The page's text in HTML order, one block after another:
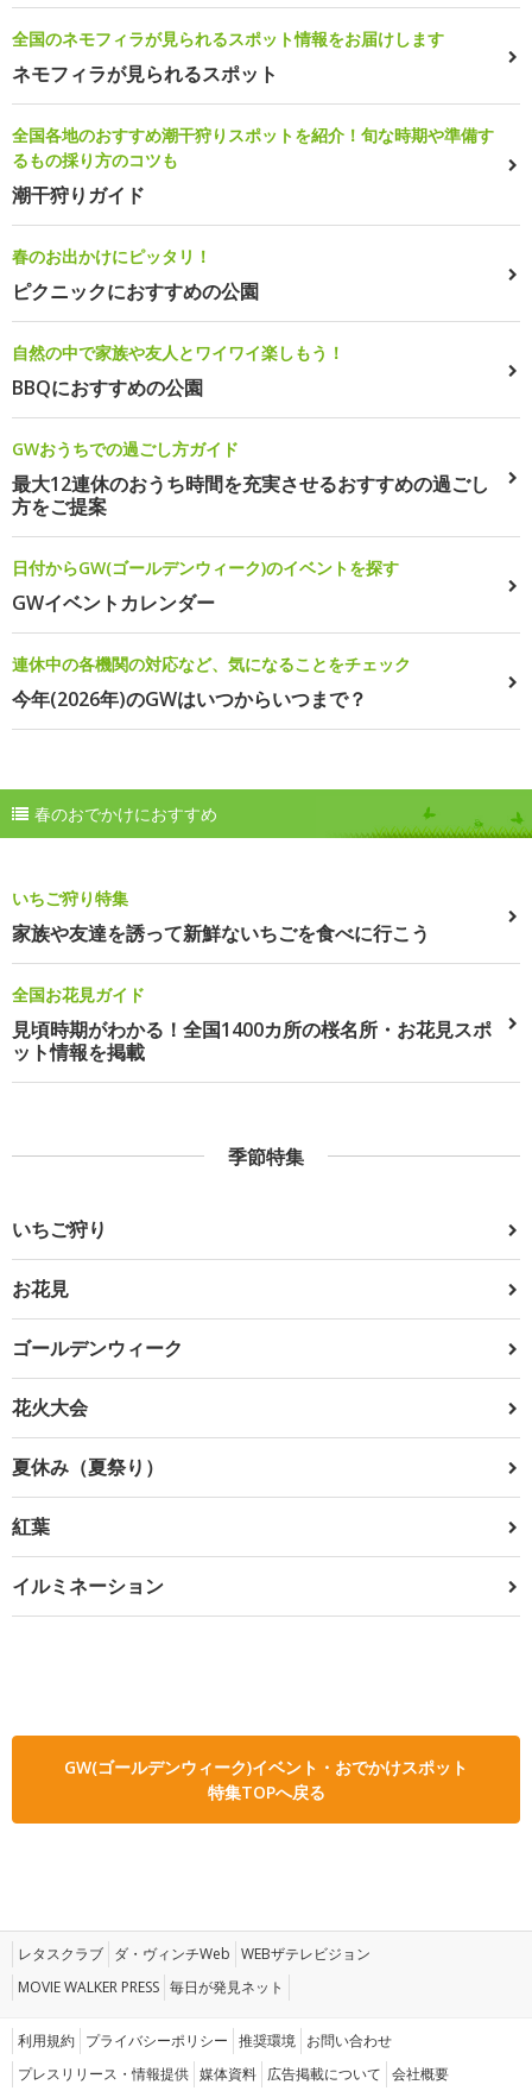
全国のネモフィラが見られるスポット情報をお届けします
ネモフィラが見られるスポット
全国各地のおすすめ潮干狩りスポットを紹介！旬な時期や準備す
るもの採り方のコツも
潮干狩りガイド
春のお出かけにピッタリ！
ピクニックにおすすめの公園
自然の中で家族や友人とワイワイ楽しもう！
BBQにおすすめの公園
GWおうちでの過ごし方ガイド
最大12連休のおうち時間を充実させるおすすめの過ごし
方をご提案
日付からGW(ゴールデンウィーク)のイベントを探す
GWイベントカレンダー
連休中の各機関の対応など、気になることをチェック
今年(2026年)のGWはいつからいつまで？
春のおでかけにおすすめ
いちご狩り特集
家族や友達を誘って新鮮ないちごを食べに行こう
全国お花見ガイド
見頃時期がわかる！全国1400カ所の桜名所・お花見スポ
ット情報を掲載
季節特集
いちご狩り
お花見
ゴールデンウィーク
花火大会
夏休み（夏祭り）
紅葉
イルミネーション
GW(ゴールデンウィーク)イベント・おでかけスポット
特集TOPへ戻る
レタスクラブ ダ・ヴィンチWeb WEBザテレビジョン
MOVIE WALKER PRESS 毎日が発見ネット
利用規約 プライバシーポリシー 推奨環境 お問い合わせ
プレスリリース・情報提供 媒体資料 広告掲載について 会社概要